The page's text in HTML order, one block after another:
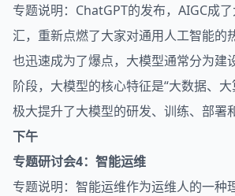
专题说明： ChatGPT的发布， AIGC成
汇，重新点燃了大家对通用人工智能的
也迅速成为了爆点，大模型通常分为建
阶段，大模型的核心特征是“大数据、大
极大提升了大模型的研发、训练、部署
下午
专题研讨会4： 智能运维
专题说明：智能运维作为运维人的一种